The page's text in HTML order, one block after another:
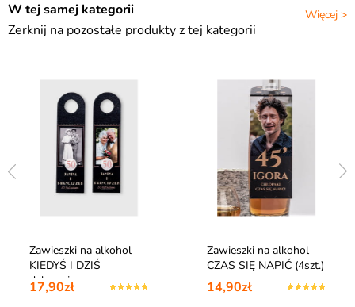
Więcej >
W tej samej kategorii
Zerknij na pozostałe produkty z tej kategorii
Zawieszki na alkohol
KIEDYŚ I DZIŚ
dekoracje na ro…
17,90zł
Zawieszki na alkohol
CZAS SIĘ NAPIĆ (4szt.)
14,90zł